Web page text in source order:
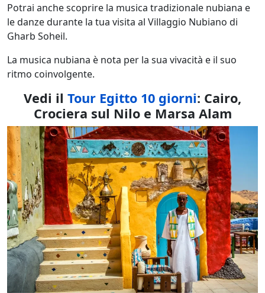
Potrai anche scoprire la musica tradizionale nubiana e
le danze durante la tua visita al Villaggio Nubiano di
Gharb Soheil.
La musica nubiana è nota per la sua vivacità e il suo
ritmo coinvolgente.
Vedi il Tour Egitto 10 giorni: Cairo,
Crociera sul Nilo e Marsa Alam